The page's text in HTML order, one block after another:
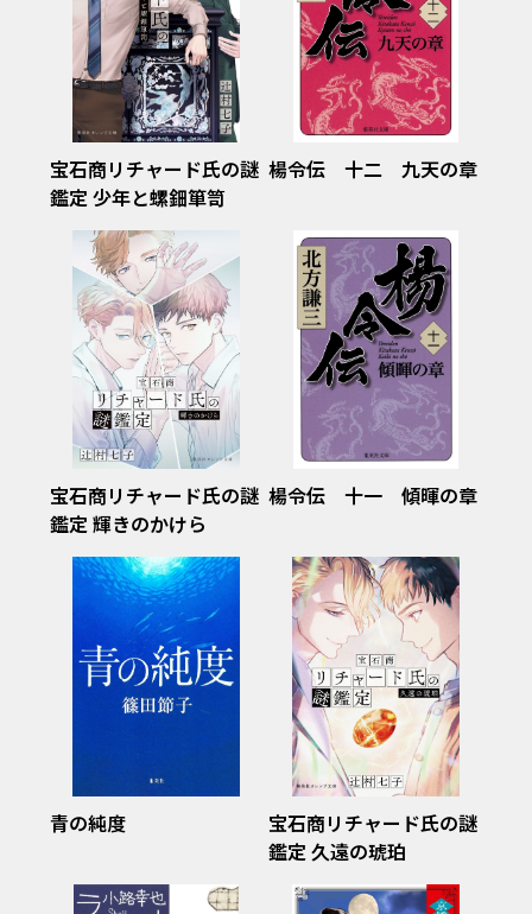
宝石商リチャード氏の謎
鑑定 少年と螺鈿箪笥
楊令伝 十二 九天の章
宝石商リチャード氏の謎
鑑定 輝きのかけら
楊令伝 十一 傾暉の章
青の純度
宝石商リチャード氏の謎
鑑定 久遠の琥珀